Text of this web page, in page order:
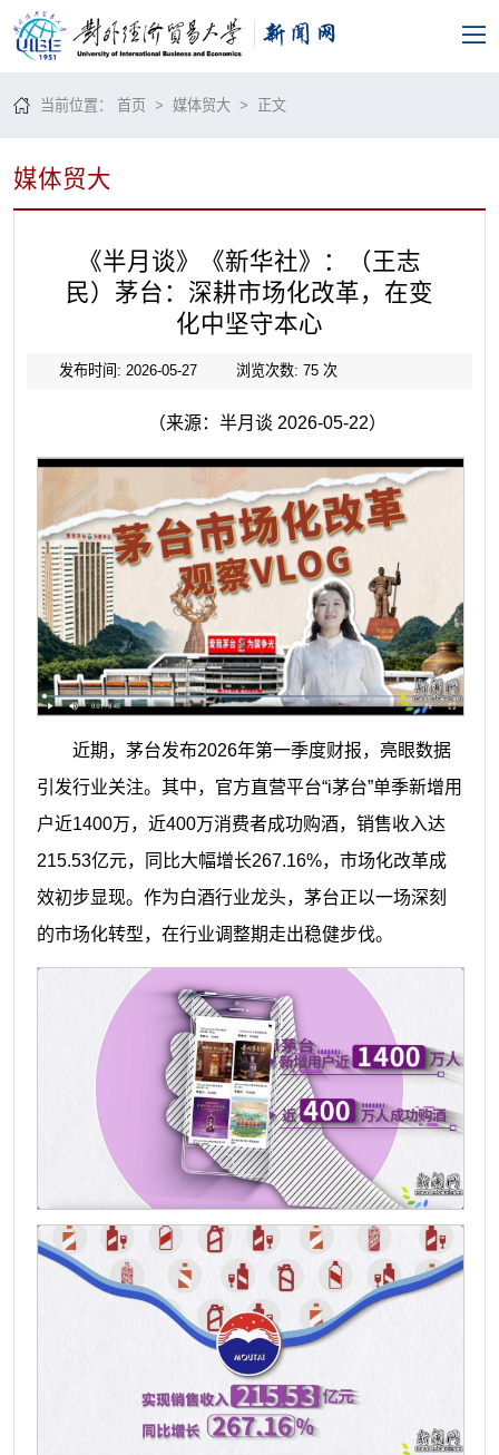
当前位置：首页 >媒体贸大 > 正文
媒体贸大
《半月谈》《新华社》：（王志
民）茅台：深耕市场化改革，在变
化中坚守本心
发布时间: 2026-05-27 浏览次数: 75次
（来源：半月谈 2026-05-22）
近期，茅台发布2026年第一季度财报，亮眼数据
引发行业关注。其中，官方直营平台“i茅台”单季新增用
户近1400万，近400万消费者成功购酒，销售收入达
215.53亿元，同比大幅增长267.16%，市场化改革成
效初步显现。作为白酒行业龙头，茅台正以一场深刻
的市场化转型，在行业调整期走出稳健步伐。